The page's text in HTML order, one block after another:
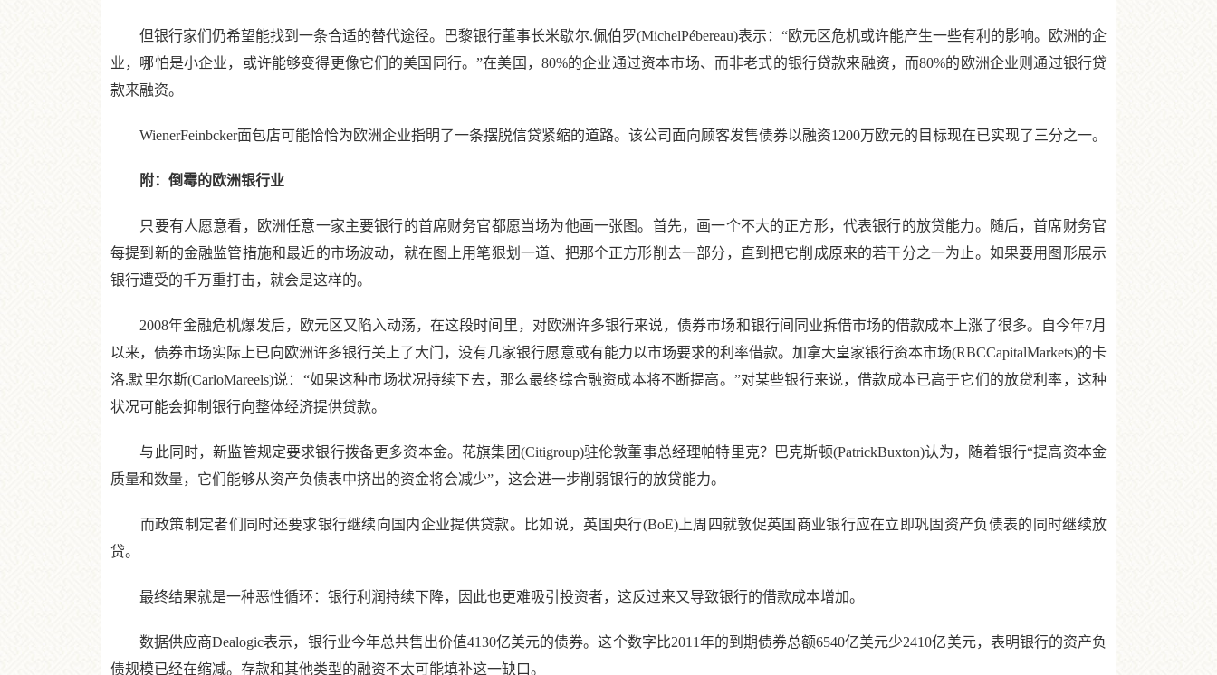
但银行家们仍希望能找到一条合适的替代途径。巴黎银行董事长米歇尔.佩伯罗(MichelPébereau)表示：“欧元区危机或许能产生一些有利的影响。欧洲的企
业，哪怕是小企业，或许能够变得更像它们的美国同行。”在美国，80%的企业通过资本市场、而非老式的银行贷款来融资，而80%的欧洲企业则通过银行贷
款来融资。
WienerFeinbcker面包店可能恰恰为欧洲企业指明了一条摆脱信贷紧缩的道路。该公司面向顾客发售债券以融资1200万欧元的目标现在已实现了三分之一。
附：倒霉的欧洲银行业
只要有人愿意看，欧洲任意一家主要银行的首席财务官都愿当场为他画一张图。首先，画一个不大的正方形，代表银行的放贷能力。随后，首席财务官
每提到新的金融监管措施和最近的市场波动，就在图上用笔狠划一道、把那个正方形削去一部分，直到把它削成原来的若干分之一为止。如果要用图形展示
银行遭受的千万重打击，就会是这样的。
2008年金融危机爆发后，欧元区又陷入动荡，在这段时间里，对欧洲许多银行来说，债券市场和银行间同业拆借市场的借款成本上涨了很多。自今年7月
以来，债券市场实际上已向欧洲许多银行关上了大门，没有几家银行愿意或有能力以市场要求的利率借款。加拿大皇家银行资本市场(RBCCapitalMarkets)的卡
洛.默里尔斯(CarloMareels)说：“如果这种市场状况持续下去，那么最终综合融资成本将不断提高。”对某些银行来说，借款成本已高于它们的放贷利率，这种
状况可能会抑制银行向整体经济提供贷款。
与此同时，新监管规定要求银行拨备更多资本金。花旗集团(Citigroup)驻伦敦董事总经理帕特里克？巴克斯顿(PatrickBuxton)认为，随着银行“提高资本金
质量和数量，它们能够从资产负债表中挤出的资金将会减少”，这会进一步削弱银行的放贷能力。
而政策制定者们同时还要求银行继续向国内企业提供贷款。比如说，英国央行(BoE)上周四就敦促英国商业银行应在立即巩固资产负债表的同时继续放
贷。
最终结果就是一种恶性循环：银行利润持续下降，因此也更难吸引投资者，这反过来又导致银行的借款成本增加。
数据供应商Dealogic表示，银行业今年总共售出价值4130亿美元的债券。这个数字比2011年的到期债券总额6540亿美元少2410亿美元，表明银行的资产负
债规模已经在缩减。存款和其他类型的融资不太可能填补这一缺口。